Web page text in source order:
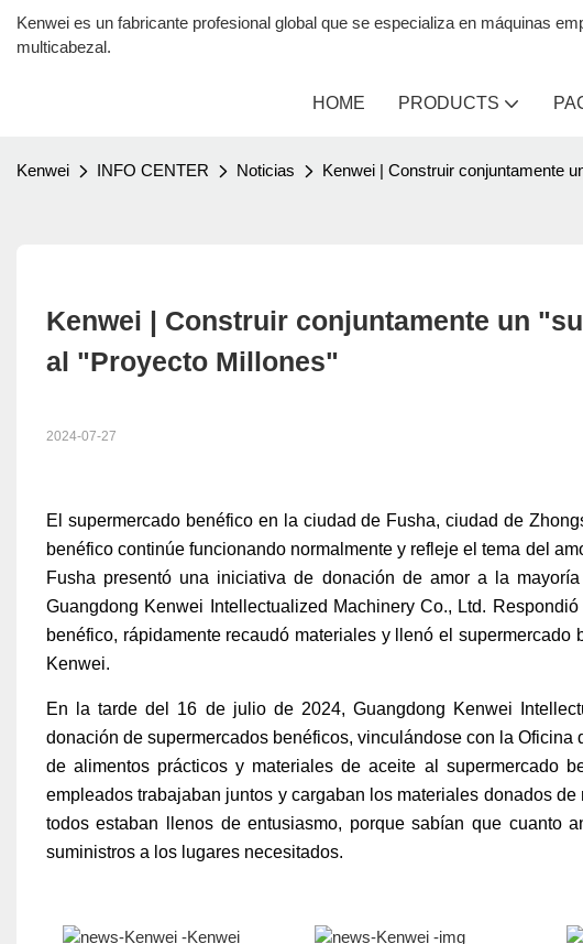
Kenwei es un fabricante profesional global que se especializa en máquinas
multicabezal.
HOME PRODUCTS
Kenwei INFO CENTER Noticias Kenwei | Construir conjuntamente
Kenwei | Construir conjuntamente un
al "Proyecto Millones"
2024-07-27
El supermercado benéfico en la ciudad de Fusha, ciudad de
benéfico continúe funcionando normalmente y refleje el tema del
Fusha presentó una iniciativa de donación de amor a la
Guangdong Kenwei Intellectualized Machinery Co., Ltd.
benéfico, rápidamente recaudó materiales y llenó el
Kenwei.
En la tarde del 16 de julio de 2024, Guangdong Kenwei
donación de supermercados benéficos, vinculándose con la
de alimentos prácticos y materiales de aceite al supermercado
empleados trabajaban juntos y cargaban los materiales donados
todos estaban llenos de entusiasmo, porque sabían que cuanto
suministros a los lugares necesitados.